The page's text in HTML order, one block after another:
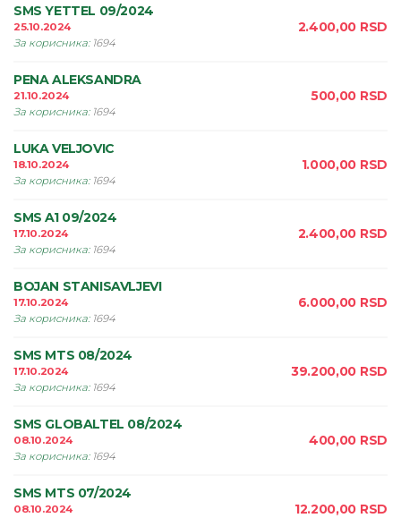
SMS YETTEL 09/2024
25.10.2024
За корисника: 1694
2.400,00 RSD
PENA ALEKSANDRA
21.10.2024
За корисника: 1694
500,00 RSD
LUKA VELJOVIC
18.10.2024
За корисника: 1694
1.000,00 RSD
SMS A1 09/2024
17.10.2024
За корисника: 1694
2.400,00 RSD
BOJAN STANISAVLJEVI
17.10.2024
За корисника: 1694
6.000,00 RSD
SMS MTS 08/2024
17.10.2024
За корисника: 1694
39.200,00 RSD
SMS GLOBALTEL 08/2024
08.10.2024
За корисника: 1694
400,00 RSD
SMS MTS 07/2024
08.10.2024
12.200,00 RSD